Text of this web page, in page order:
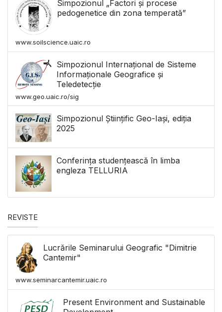
Simpozionul „Factori și procese
pedogenetice din zona temperată”
www.soilscience.uaic.ro
Simpozionul Internațional de Sisteme
Informaționale Geografice și
Teledetecție
www.geo.uaic.ro/sig
Simpozionul Științific Geo-Iași, ediția
2025
Conferința studențească în limba
engleza TELLURIA
REVISTE
Lucrările Seminarului Geografic "Dimitrie
Cantemir"
www.seminarcantemir.uaic.ro
Present Environment and Sustainable